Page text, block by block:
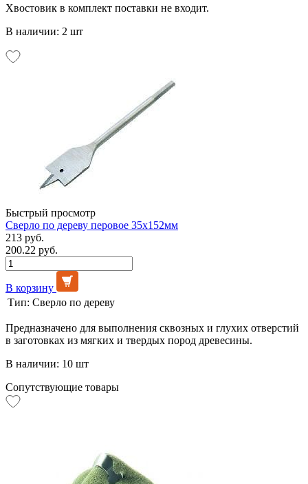
Хвостовик в комплект поставки не входит.
В наличии: 2 шт
Быстрый просмотр
Сверло по дереву перовое 35х152мм
213 руб.
200.22 руб.
В корзину
Тип: Сверло по дереву
Предназначено для выполнения сквозных и глухих отверстий
в заготовках из мягких и твердых пород древесины.
В наличии: 10 шт
Сопутствующие товары